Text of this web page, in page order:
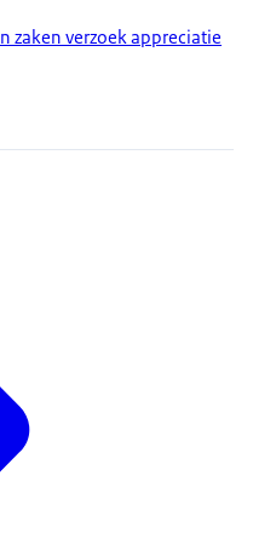
zaken verzoek appreciatie